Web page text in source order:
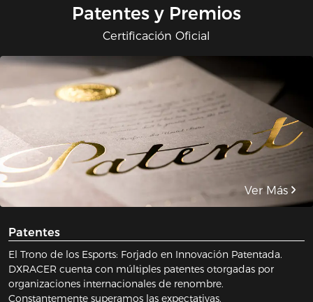
Patentes y Premios
Certificación Oficial
Ver Más
Patentes
El Trono de los Esports: Forjado en Innovación Patentada.
DXRACER cuenta con múltiples patentes otorgadas por
organizaciones internacionales de renombre.
Constantemente superamos las expectativas.